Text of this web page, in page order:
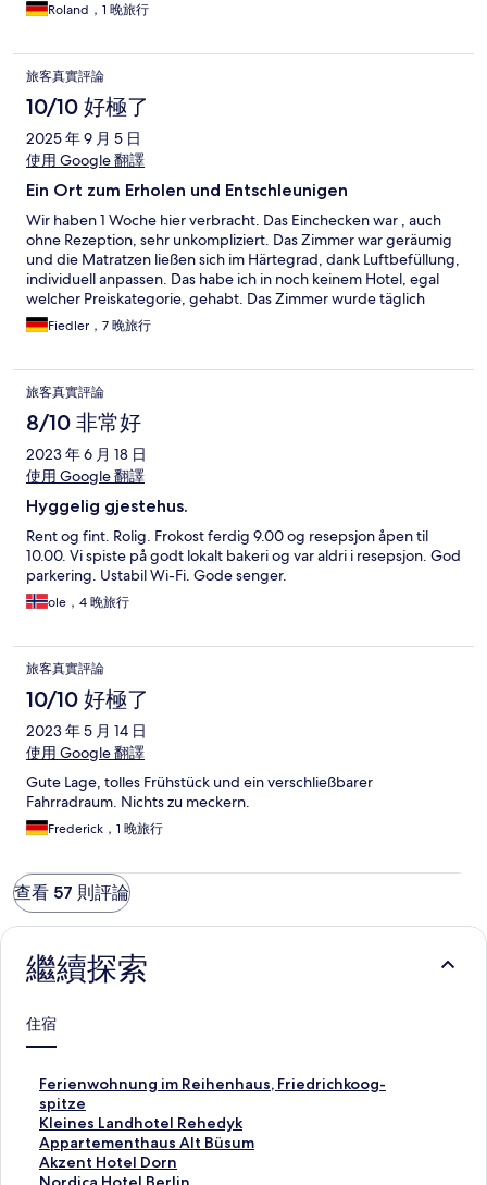
Roland，1 晚旅行
旅客真實評論
10/10 好極了
2025 年 9 月 5 日
使用 Google 翻譯
Ein Ort zum Erholen und Entschleunigen
Wir haben 1 Woche hier verbracht. Das Einchecken war , auch
ohne Rezeption, sehr unkompliziert. Das Zimmer war geräumig
und die Matratzen ließen sich im Härtegrad, dank Luftbefüllung,
individuell anpassen. Das habe ich in noch keinem Hotel, egal
welcher Preiskategorie, gehabt. Das Zimmer wurde täglich
sauber gemacht. Es stand auch ein Kühlschrank und eine
Mikrowelle bereit, falls benötigt. Das Frühstücksbuffet war
frisch . Das Team freundlich und zuvorkommend. Ich war sicher
nicht das letzte Mal dort.
Fiedler，7 晚旅行
旅客真實評論
8/10 非常好
2023 年 6 月 18 日
使用 Google 翻譯
Hyggelig gjestehus.
Rent og fint. Rolig. Frokost ferdig 9.00 og resepsjon åpen til
10.00. Vi spiste på godt lokalt bakeri og var aldri i resepsjon. God
parkering. Ustabil Wi-Fi. Gode senger.
ole，4 晚旅行
旅客真實評論
10/10 好極了
2023 年 5 月 14 日
使用 Google 翻譯
Gute Lage, tolles Frühstück und ein verschließbarer
Fahrradraum. Nichts zu meckern.
Frederick，1 晚旅行
查看 57 則評論
繼續探索
住宿
Ferienwohnung im Reihenhaus, Friedrichkoog-
spitze
F
e
r
i
e
n
Kleines Landhotel Rehedyk
K
l
e
i
Appartementhaus Alt Büsum
A
p
p
Akzent Hotel Dorn
A
k
N